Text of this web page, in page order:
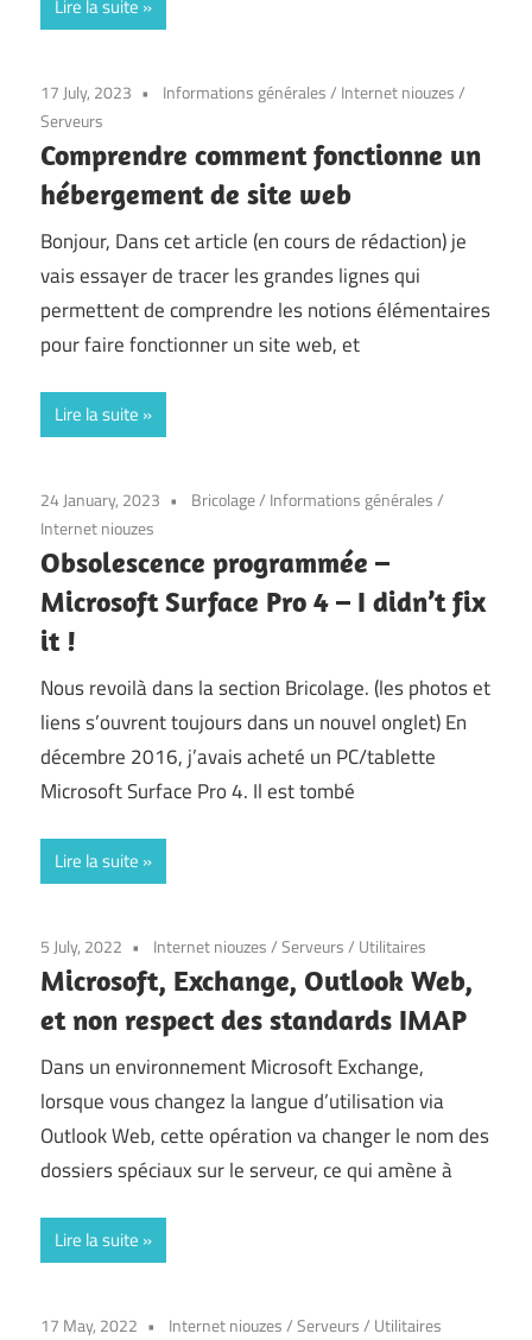
Lire la suite
17 July, 2023 Informations générales/ Internet niouzes/
Serveurs
Comprendre comment fonctionne un
hébergement de site web
Bonjour, Dans cet article (en cours de rédaction) je
vais essayer de tracer les grandes lignes qui
permettent de comprendre les notions élémentaires
pour faire fonctionner un site web, et
Lire la suite
24 January, 2023 Bricolage/ Informations générales/
Internet niouzes
Obsolescence programmée –
Microsoft Surface Pro 4 – I didn’t fix
it !
Nous revoilà dans la section Bricolage. (les photos et
liens s’ouvrent toujours dans un nouvel onglet) En
décembre 2016, j’avais acheté un PC/tablette
Microsoft Surface Pro 4. Il est tombé
Lire la suite
5 July, 2022 Internet niouzes/Serveurs/ Utilitaires
Microsoft, Exchange, Outlook Web,
et non respect des standards IMAP
Dans un environnement Microsoft Exchange,
lorsque vous changez la langue d’utilisation via
Outlook Web, cette opération va changer le nom des
dossiers spéciaux sur le serveur, ce qui amène à
Lire la suite
17 May, 2022 Internet niouzes/Serveurs/ Utilitaires